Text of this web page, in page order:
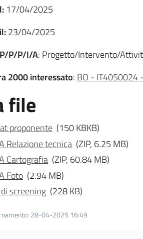
17/04/2025
23/04/2025
P/P/I/A: Progetto/Intervento/
2000 interessato: BO - IT4050024
file
proponente (150 KBKB)
Relazione tecnica (ZIP, 6.25 MB)
Cartografia (ZIP, 60.84 MB)
Foto (2.94 MB)
screening (228 KB)
: 28-04-2025 16:49